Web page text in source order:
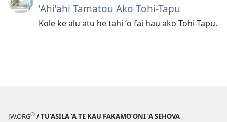
ʼAhiʼahi Tamatou Ako Tohi-Tapu
Kole ke alu atu he tahi ʼo fai hau ako Tohi-Tapu.
JW.ORG® / TU’ASILA ’A TE KAU FAKAMO’ONI ’A SEHOVA